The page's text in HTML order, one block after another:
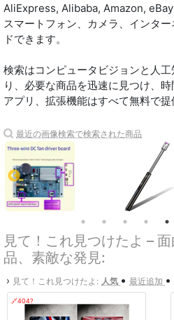
AliExpress, Alibaba, Amazon, eBay
スマートフォン、カメラ、インタ
ドできます。
検索はコンピュータビジョンと人
り、必要な商品を迅速に見つけ、時
アプリ、拡張機能はすべて無料で提
最近の画像検索で検索された商品
見て！これ見つけたよ –
品、素敵な発見:
› 見て！これ見つけたよ: 人気 • 最近追加 •
🔗404?